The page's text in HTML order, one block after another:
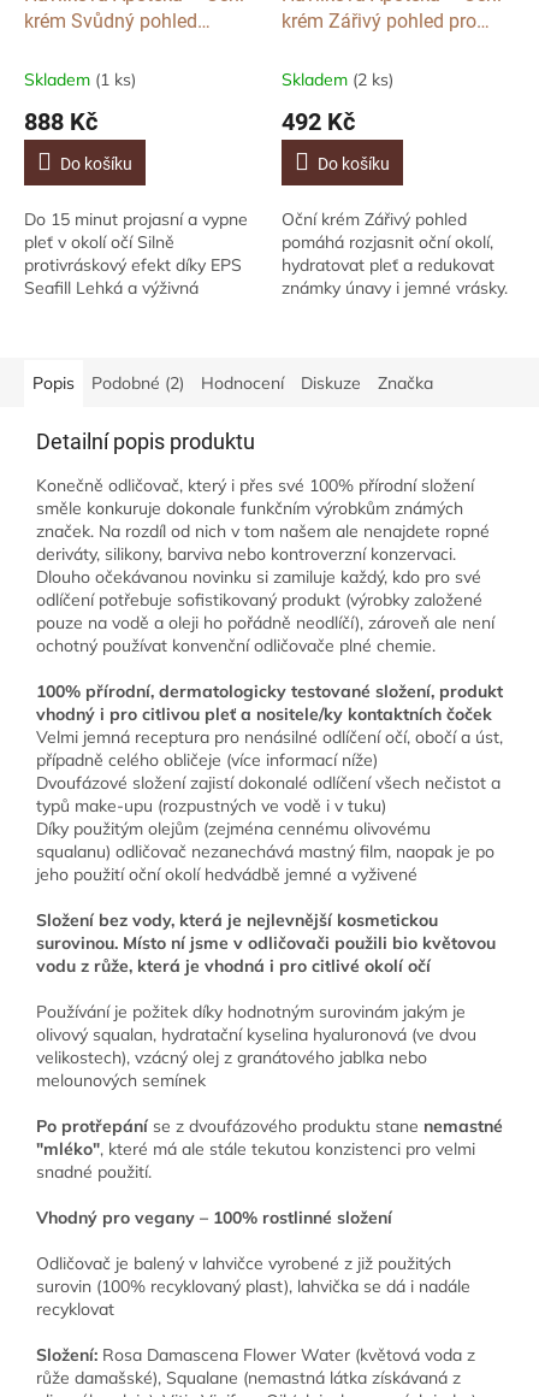
krém Svůdný pohled
Skladem (1 ks)
888 Kč
Do košíku
Do 15 minut projasní a vypne
pleť v okolí očí Silně
protivráskový efekt díky EPS
Seafill Lehká a výživná
krém Zářivý pohled pro
očního okolí, 10 ml
Skladem (2 ks)
492 Kč
Do košíku
Oční krém Zářivý pohled
pomáhá rozjasnit oční okolí,
hydratovat pleť a redukovat
známky únavy i jemné vrásky.
Popis Podobné (2) Hodnocení Diskuze Značka
Detailní popis produktu
Konečně odličovač, který i přes své 100% přírodní složení
směle konkuruje dokonale funkčním výrobkům známých
značek. Na rozdíl od nich v tom našem ale nenajdete ropné
deriváty, silikony, barviva nebo kontroverzní konzervaci.
Dlouho očekávanou novinku si zamiluje každý, kdo pro své
odlíčení potřebuje sofistikovaný produkt (výrobky založené
pouze na vodě a oleji ho pořádně neodlíčí), zároveň ale není
ochotný používat konvenční odličovače plné chemie.
100% přírodní, dermatologicky testované složení, produkt
vhodný i pro citlivou pleť a nositele/ky kontaktních čoček
Velmi jemná receptura pro nenásilné odlíčení očí, obočí a úst,
případně celého obličeje (více informací níže)
Dvoufázové složení zajistí dokonalé odlíčení všech nečistot a
typů make-upu (rozpustných ve vodě i v tuku)
Díky použitým olejům (zejména cennému olivovému
squalanu) odličovač nezanechává mastný film, naopak je po
jeho použití oční okolí hedvádbě jemné a vyživené
Složení bez vody, která je nejlevnější kosmetickou
surovinou. Místo ní jsme v odličovači použili bio květovou
vodu z růže, která je vhodná i pro citlivé okolí očí
Používání je požitek díky hodnotným surovinám jakým je
olivový squalan, hydratační kyselina hyaluronová (ve dvou
velikostech), vzácný olej z granátového jablka nebo
melounových semínek
Po protřepání se z dvoufázového produktu stane nemastné
"mléko", které má ale stále tekutou konzistenci pro velmi
snadné použití.
Vhodný pro vegany – 100% rostlinné složení
Odličovač je balený v lahvičce vyrobené z již použitých
surovin (100% recyklovaný plast), lahvička se dá i nadále
recyklovat
Složení: Rosa Damascena Flower Water (květová voda z
růže damašské), Squalane (nemastná látka získávaná z